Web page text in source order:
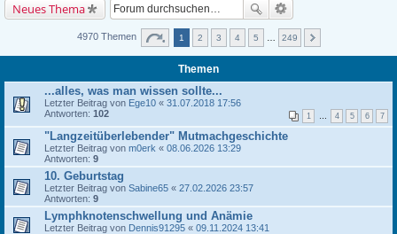
Neues Thema
4970 Themen 1 2 3 4 5 249
Themen
...alles, was man wissen sollte...
Letzter Beitrag von Ege10 « 31.07.2018 17:56
Antworten: 102 1 … 4 5 6 7
"Langzeitüberlebender" Mutmachgeschichte
Letzter Beitrag von m0erk « 08.06.2026 13:29
Antworten: 9
10. Geburtstag
Letzter Beitrag von Sabine65 « 27.02.2026 23:57
Antworten: 9
Lymphknotenschwellung und Anämie
Letzter Beitrag von Dennis91295 « 09.11.2024 13:41